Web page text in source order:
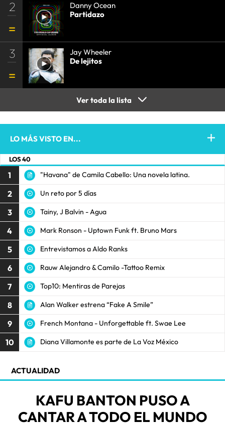
2
Danny Ocean
Partidazo
3
Jay Wheeler
De lejitos
Ver toda la lista
LO MÁS VISTO EN...
LOS 40
1 "Havana" de Camila Cabello: Una novela latina.
2 Un reto por 5 días
3 Tainy, J Balvin - Agua
4 Mark Ronson - Uptown Funk ft. Bruno Mars
5 Entrevistamos a Aldo Ranks
6 Rauw Alejandro & Camilo -Tattoo Remix
7 Top10: Mentiras de Parejas
8 Alan Walker estrena “Fake A Smile”
9 French Montana - Unforgettable ft. Swae Lee
10 Diana Villamonte es parte de La Voz México
ACTUALIDAD
KAFU BANTON PUSO A
CANTAR A TODO EL MUNDO